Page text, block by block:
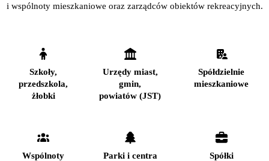
i wspólnoty mieszkaniowe oraz zarządców obiektów rekreacyjnych.
Szkoły,
przedszkola,
żłobki
Urzędy miast,
gmin,
powiatów (JST)
Spółdzielnie
mieszkaniowe
Wspólnoty
Parki i centra
Spółki